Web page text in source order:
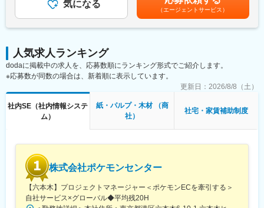
システム）
【事業の魅力】弊社はプライム市場上場「旭有機材」グループで
す。創業55年のプラスチック総合商社として業界でのシェアを高
めています。「旭有機材グループ」は年商600憶を上げる有用企
業。その中でも弊社は110億の売り上げを誇りグループ内では1番
立/三菱系）などの大手も多く、工場新設などに伴う工事では弊社
が扱う製品を導入頂いています。
管やバルブといった耐食配管材料を中心とした バラエティ豊かな
商品をラインナップに取り揃えています。工場新設の際は様々な
企業より製品を取り寄せるといった手間が掛かりがちですが、弊
社へ依頼いただければ、工事にかかる製品を一括でそろえれる利
便性があります。また、自社にて物流センターを保持し、在庫を
気になる
（エージェントサービス）
人気求人ランキング
dodaに掲載中の求人を、応募数順にランキング形式でご紹介します。
※応募数が同数の場合は、新着順に表示しています。
更新日： 2026/8/8（土）
社内SE（社内情報システ
ム）
紙・パルプ・木材 （商
社）
社宅・家賃補助制度
株式会社ポケモンセンター
【六本木】プロジェクトマネージャー＜ポケモンECを牽引する＞
自社サービス×グローバル◆平均残20H